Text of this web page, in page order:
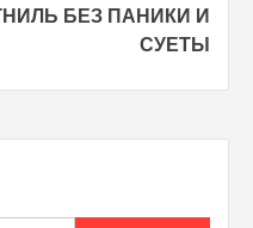
БЕЗ ПАНИКИ И
СУЕТЫ